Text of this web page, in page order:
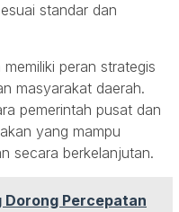
standar dan
peran strategis
masyarakat daerah.
pemerintah pusat dan
yang mampu
secara berkelanjutan.
Dorong Percepatan